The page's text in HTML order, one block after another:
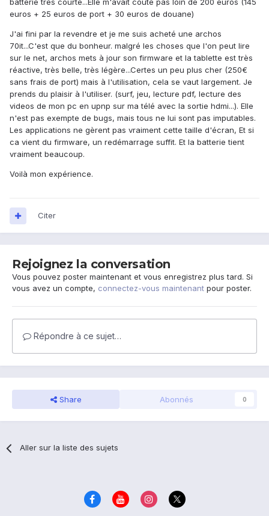
batterie très courte...Elle m'avait couté pas loin de 200 euros (145
euros + 25 euros de port + 30 euros de douane)
J'ai fini par la revendre et je me suis acheté une archos
70it...C'est que du bonheur. malgré les choses que l'on peut lire
sur le net, archos mets à jour son firmware et la tablette est très
réactive, très belle, très légère...Certes un peu plus cher (250€
sans frais de port) mais à l'utilisation, cela se vaut largement. Je
prends du plaisir à l'utiliser. (surf, jeu, lecture pdf, lecture des
videos de mon pc en upnp sur ma télé avec la sortie hdmi...). Elle
n'est pas exempte de bugs, mais tous ne lui sont pas imputables.
Les applications ne gèrent pas vraiment cette taille d'écran, Et si
ca vient du firmware, un redémarrage suffit. Et la batterie tient
vraiment beaucoup.
Voilà mon expérience.
Citer
Rejoignez la conversation
Vous pouvez poster maintenant et vous enregistrez plus tard. Si
vous avez un compte, connectez-vous maintenant pour poster.
Répondre à ce sujet…
Share Abonnés 0
Aller sur la liste des sujets